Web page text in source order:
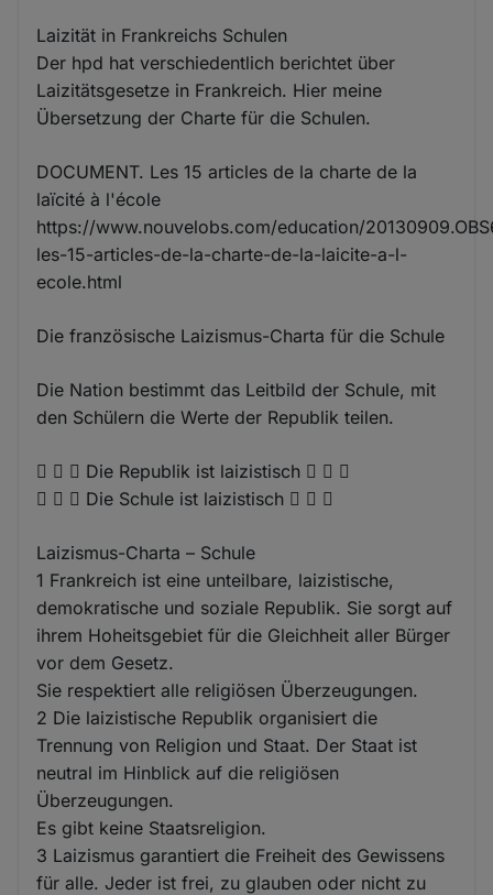
Laizität in Frankreichs Schulen
Der hpd hat verschiedentlich berichtet über
Laizitätsgesetze in Frankreich. Hier meine
Übersetzung der Charte für die Schulen.
DOCUMENT. Les 15 articles de la charte de la
laïcité à l'école
https://www.nouvelobs.com/education/
les-15-articles-de-la-charte-de-la-laicite-a-l-
ecole.html
Die französische Laizismus-Charta für die Schule
Die Nation bestimmt das Leitbild der Schule, mit
den Schülern die Werte der Republik teilen.
   Die Republik ist laizistisch   
   Die Schule ist laizistisch   
Laizismus-Charta – Schule
1 Frankreich ist eine unteilbare, laizistische,
demokratische und soziale Republik. Sie sorgt auf
ihrem Hoheitsgebiet für die Gleichheit aller Bürger
vor dem Gesetz.
Sie respektiert alle religiösen Überzeugungen.
2 Die laizistische Republik organisiert die
Trennung von Religion und Staat. Der Staat ist
neutral im Hinblick auf die religiösen
Überzeugungen.
Es gibt keine Staatsreligion.
3 Laizismus garantiert die Freiheit des Gewissens
für alle. Jeder ist frei, zu glauben oder nicht zu